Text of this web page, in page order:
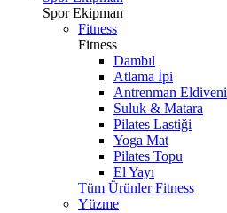
Spor Ekipman
Fitness
Fitness
Dambıl
Atlama İpi
Antrenman Eldiveni
Suluk & Matara
Pilates Lastiği
Yoga Mat
Pilates Topu
El Yayı
Tüm Ürünler Fitness
Yüzme